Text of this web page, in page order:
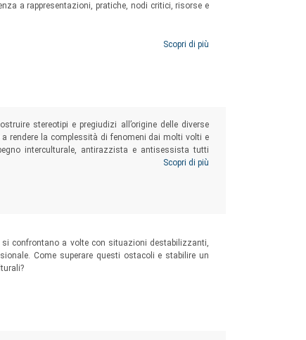
a rappresentazioni, pratiche, nodi critici, risorse e
Scopri di più
stereotipi e pregiudizi all’origine delle diverse
rendere la complessità di fenomeni dai molti volti e
interculturale, antirazzista e antisessista tutti
scolastici ed educativi, nella società civile nel
Scopri di più
confrontano a volte con situazioni destabilizzanti,
Come superare questi ostacoli e stabilire un